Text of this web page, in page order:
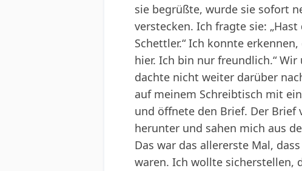
sie begrüßte, wurde sie sofort
verstecken. Ich fragte sie: „Hast
Schettler.“ Ich konnte
hier. Ich bin nur freundlich.“
dachte nicht weiter darüber
auf meinem Schreibtisch mit
und öffnete den Brief. Der Brief
herunter und sahen mich aus
Das war das allererste Mal,
waren. Ich wollte sicherstellen,